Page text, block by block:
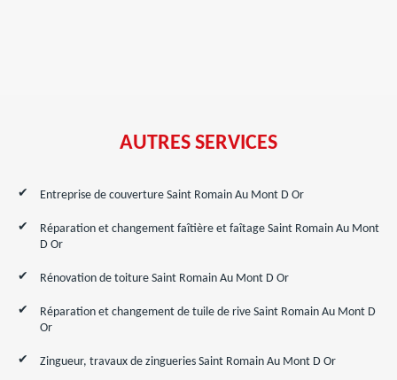
AUTRES SERVICES
Entreprise de couverture Saint Romain Au Mont D Or
Réparation et changement faîtière et faîtage Saint Romain Au Mont
D Or
Rénovation de toiture Saint Romain Au Mont D Or
Réparation et changement de tuile de rive Saint Romain Au Mont D
Or
Zingueur, travaux de zingueries Saint Romain Au Mont D Or